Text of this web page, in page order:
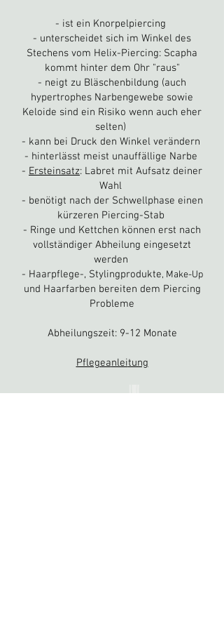
- ist ein Knorpelpiercing
- unterscheidet sich im Winkel des
Stechens vom Helix-Piercing: Scapha
kommt hinter dem Ohr "raus"
- neigt zu Bläschenbildung (auch
hypertrophes Narbengewebe sowie
Keloide sind ein Risiko wenn auch eher
selten)
- kann bei Druck den Winkel verändern
- hinterlässt meist unauffällige Narbe
- Ersteinsatz: Labret mit Aufsatz deiner
Wahl
- benötigt nach der Schwellphase einen
kürzeren Piercing-Stab
- Ringe und Kettchen können erst nach
vollständiger Abheilung eingesetzt
werden
- Haarpflege-, Stylingprodukte, Make-Up
und Haarfarben bereiten dem Piercing
Probleme
Abheilungszeit: 9-12 Monate
Pflegeanleitung